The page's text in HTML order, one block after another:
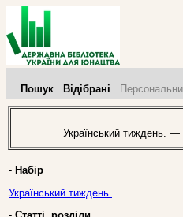
Пошук Відібрані
Український тиждень.
- Набір
Український тиждень.